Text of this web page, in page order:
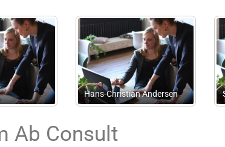
ApS
v/Paragraf Plus Advokater
I/S
Ab Consult